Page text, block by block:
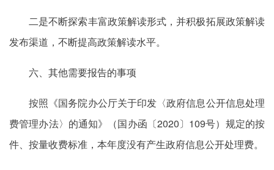
二是不断探索丰富政策解读形式，并积极拓展政策解读
发布渠道，不断提高政策解读水平。
六、其他需要报告的事项
按照《国务院办公厅关于印发〈政府信息公开信息处理
费管理办法〉的通知》（国办函〔2020〕109号）规定的按
件、按量收费标准，本年度没有产生政府信息公开处理费。